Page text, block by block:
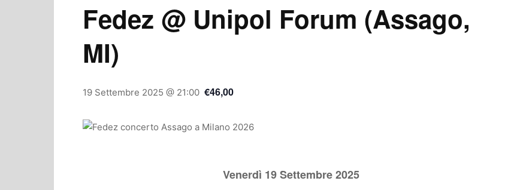
Fedez @ Unipol Forum (Assago,
MI)
19 Settembre 2025 @ 21:00 €46,00
Venerdì 19 Settembre 2025